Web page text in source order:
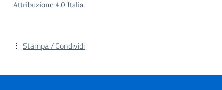
Attribuzione 4.0 Italia.
Stampa / Condividi